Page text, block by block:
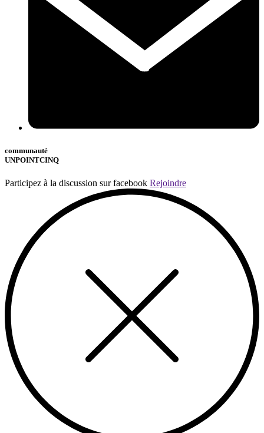
communauté
UNPOINTCINQ
Participez à la discussion sur facebook Rejoindre